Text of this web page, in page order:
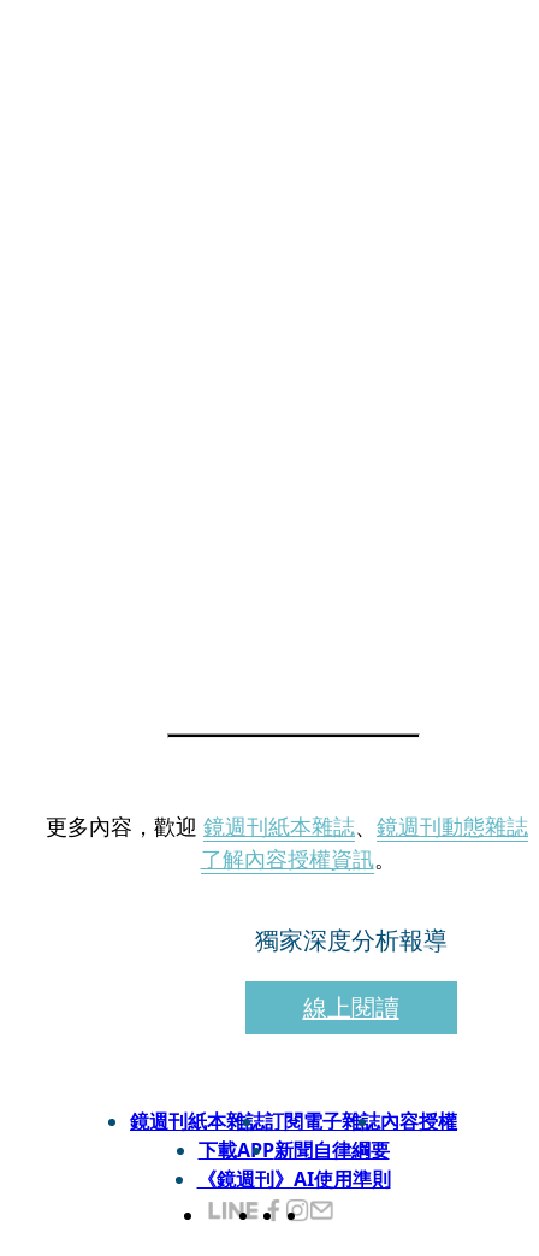
更多內容，歡迎 鏡週刊紙本雜誌、 鏡週刊動態雜誌
了解內容授權資訊。
獨家深度分析報導
線上閱讀
鏡週刊紙本雜誌訂閱電子雜誌內容授權
下載APP新聞自律綱要
《鏡週刊》AI使用準則